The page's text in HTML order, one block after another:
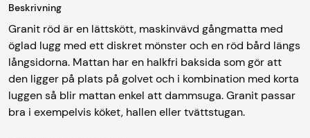
Beskrivning
Granit röd är en lättskött, maskinvävd gångmatta med
öglad lugg med ett diskret mönster och en röd bård längs
långsidorna. Mattan har en halkfri baksida som gör att
den ligger på plats på golvet och i kombination med korta
luggen så blir mattan enkel att dammsuga. Granit passar
bra i exempelvis köket, hallen eller tvättstugan.